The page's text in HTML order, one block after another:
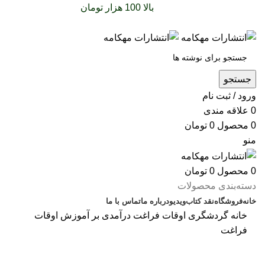
بالا 100 هزار تومان
جستجو
ورود / ثبت نام
0 علاقه مندی
0 محصول 0 تومان
منو
0 محصول 0 تومان
دسته‌بندی محصولات
خانهفروشگاهنقد کتابویدیودرباره‌ ماتماس با ما
خانه گردشگری اوقات فراغت درآمدی بر آموزش اوقات
فراغت